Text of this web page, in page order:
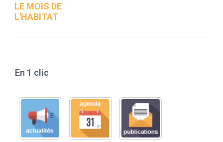
LE MOIS DE
L'HABITAT
En 1 clic